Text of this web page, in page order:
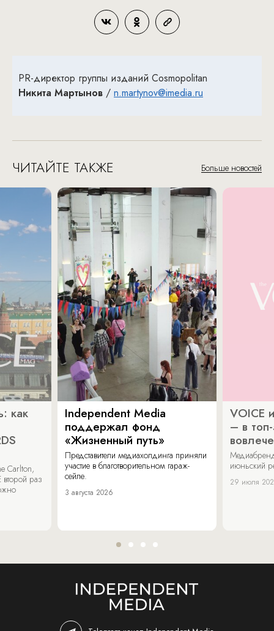
PR-директор группы изданий Cosmopolitan
Никита Мартынов / n.martynov@imedia.ru
ЧИТАЙТЕ ТАКЖЕ Больше новостей
как
Carlton,
раз
Independent Media
поддержал фонд
«Жизненный путь»
Представители медиахолдинга приняли
участие в благотворительном гараж-
сейле.
3 августа 2026
VOICE
– в
июньский
29 июля